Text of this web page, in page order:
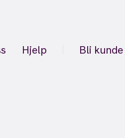
Hjelp Bli kunde